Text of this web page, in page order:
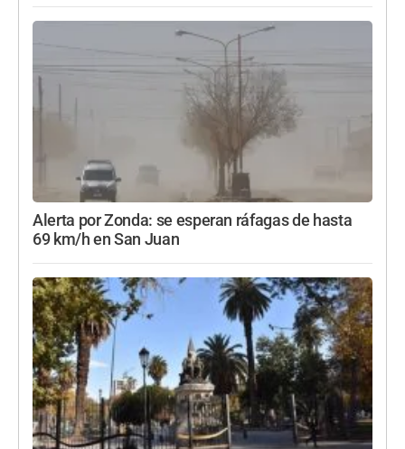
Alerta por Zonda: se esperan ráfagas de hasta
69 km/h en San Juan